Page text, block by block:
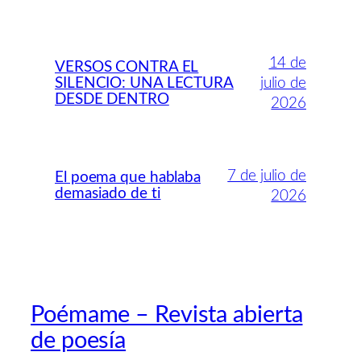
VERSOS CONTRA EL
SILENCIO: UNA LECTURA
DESDE DENTRO
14 de
julio de
2026
El poema que hablaba
demasiado de ti
7 de julio de
2026
Poémame – Revista abierta
de poesía